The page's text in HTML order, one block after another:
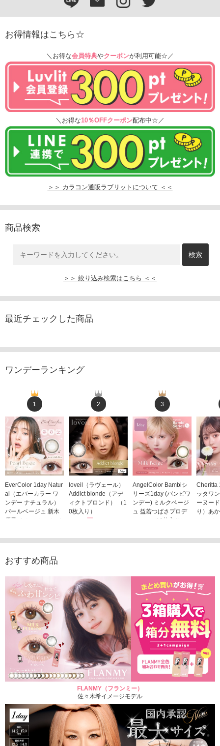
お得情報はこちら☆
＼お得な会員特典やクーポンが利用可能☆／
＼お得な10％OFFクーポン配布中☆／
＞＞ カラコン通販ラブリットについて ＜＜
商品検索
＞＞ 絞り込み検索はこちら ＜＜
最近チェックした商品
ワンデーランキング
1
EverColor 1day Natur
al（エバーカラー ワ
ンデー ナチュラル）
パールベージュ 新木
優子イメージモデルカ
2,598円(税込)
2
loveil（ラヴェール）
Addict blonde（アデ
ィクトブロンド） （1
0枚入り）
1,760円
3
AngelColor Bambiシ
リーズ1day (バンビワ
ンデー) ミルクベージ
ュ 益若つばさプロデ
ュース（10枚入り）
Cheritta
ッタワ
ーヌー
り）あ
ジモデル
おすすめ商品
FLANMY（フランミー）
佐々木希イメージモデル